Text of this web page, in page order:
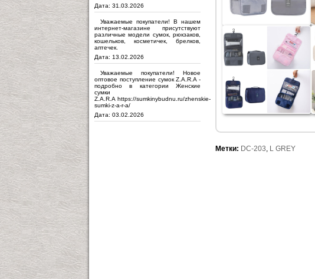
Дата: 31.03.2026
Уважаемые покупатели! В нашем
интернет-магазине присутствуют
различные модели сумок, рюкзаков,
кошельков, косметичек, брелков,
аптечек.
Дата: 13.02.2026
Уважаемые покупатели! Новое
оптовое поступление сумок Z.A.R.A -
подробно в категории Женские
сумки
Z.A.R.A https://sumkinybudnu.ru/zhenskie-
sumki-z-a-r-a/
Дата: 03.02.2026
Метки: DC-203 L GREY